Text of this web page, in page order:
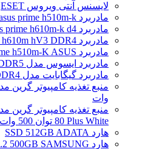
لایسنس آنتی ویروس ESET
مادربرد asus prime h510m-k
مادربرد asus prime h610m-k d4 سوکت 1700
مادربرد gigabyte h610m hV3 DDR4
مادربرد prime h510m-K ASUS
مادربرد ایسوس مدل Prime H610M-A D5 DDR5
مادربرد گیگابایت مدل H510M-K V2 DDR4
وات
80 Plus White توان 500 وات
هارد SSD 512GB ADATA
هارد SSD M.2 500GB SAMSUNG